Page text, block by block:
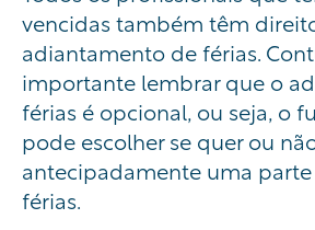
vencidas também têm
adiantamento de férias.
importante lembrar que o
férias é opcional, ou seja, o
pode escolher se quer ou
antecipadamente uma
férias.